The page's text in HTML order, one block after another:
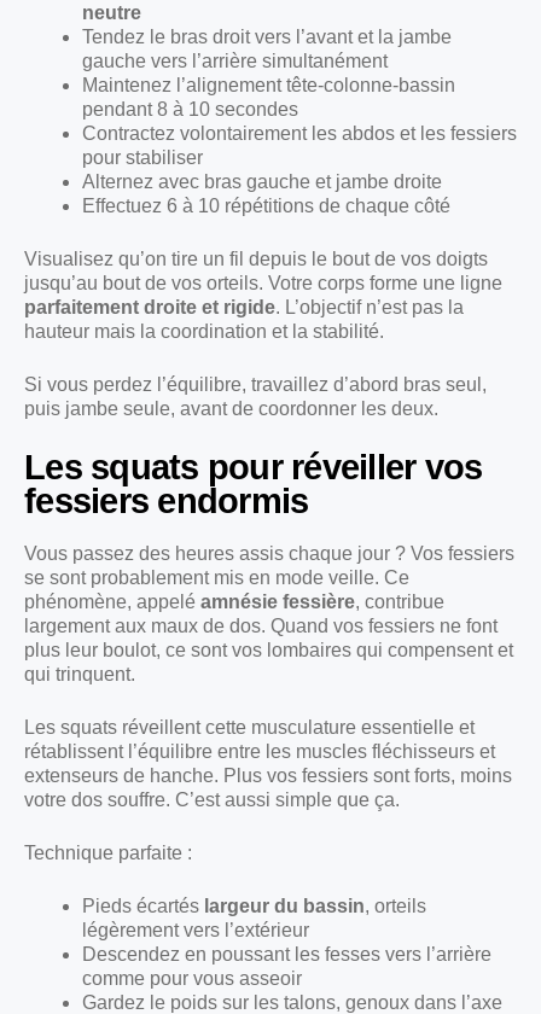
neutre
Tendez le bras droit vers l’avant et la jambe
gauche vers l’arrière simultanément
Maintenez l’alignement tête-colonne-bassin
pendant 8 à 10 secondes
Contractez volontairement les abdos et les fessiers
pour stabiliser
Alternez avec bras gauche et jambe droite
Effectuez 6 à 10 répétitions de chaque côté
Visualisez qu’on tire un fil depuis le bout de vos doigts
jusqu’au bout de vos orteils. Votre corps forme une ligne
parfaitement droite et rigide. L’objectif n’est pas la
hauteur mais la coordination et la stabilité.
Si vous perdez l’équilibre, travaillez d’abord bras seul,
puis jambe seule, avant de coordonner les deux.
Les squats pour réveiller vos
fessiers endormis
Vous passez des heures assis chaque jour ? Vos fessiers
se sont probablement mis en mode veille. Ce
phénomène, appelé amnésie fessière, contribue
largement aux maux de dos. Quand vos fessiers ne font
plus leur boulot, ce sont vos lombaires qui compensent et
qui trinquent.
Les squats réveillent cette musculature essentielle et
rétablissent l’équilibre entre les muscles fléchisseurs et
extenseurs de hanche. Plus vos fessiers sont forts, moins
votre dos souffre. C’est aussi simple que ça.
Technique parfaite :
Pieds écartés largeur du bassin, orteils
légèrement vers l’extérieur
Descendez en poussant les fesses vers l’arrière
comme pour vous asseoir
Gardez le poids sur les talons, genoux dans l’axe